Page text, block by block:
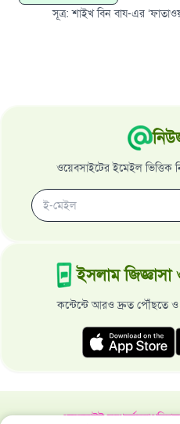
সূত্র:শাইখ বিন বায-এর
ওয়েবসাইটের ইমেইল ভিত্তিক
ইসলাম জিজ্ঞাসা
কন্টেন্টে আরও দ্রুত পৌঁছতে ও
ওয়েবসাইট সম্পর্কে